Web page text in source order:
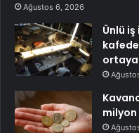
Ağustos 6, 2026
Ünlü iş
kafede
ortaya
milyon